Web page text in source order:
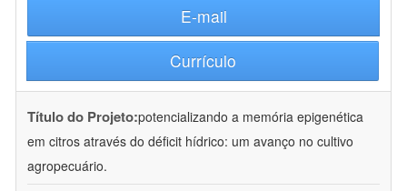
E-mail
Currículo
Título do Projeto:potencializando a memória epigenética
em citros através do déficit hídrico: um avanço no cultivo
agropecuário.